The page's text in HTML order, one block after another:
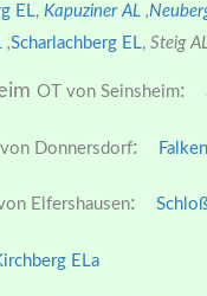
EL, Kapuziner AL ,
,Scharlachberg EL, Steig
OT von Seinsheim:
Donnersdorf:
Elfershausen:
ELa